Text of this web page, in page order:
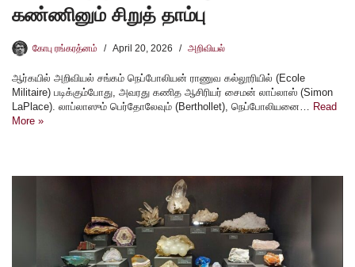
கண்ணினும் சிறுத் தாம்பு
கோபு ரங்கரத்னம் April 20, 2026 அறிவியல்
ஆர்கயில் அறிவியல் சங்கம் நெப்போலியன் ராணுவ கல்லூரியில் (Ecole
Militaire) படிக்கும்போது, அவரது கணித ஆசிரியர் சைமன் லாப்லாஸ் (Simon
LaPlace). லாப்லாஸும் பெர்தோலேவும் (Berthollet), நெப்போலியனை… Read
More »